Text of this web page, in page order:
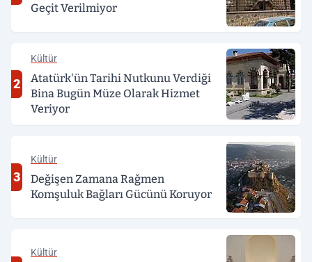
Geçit Verilmiyor
2
Kültür
Atatürk'ün Tarihi Nutkunu Verdiği
Bina Bugün Müze Olarak Hizmet
Veriyor
3
Kültür
Değişen Zamana Rağmen
Komşuluk Bağları Gücünü Koruyor
Kültür